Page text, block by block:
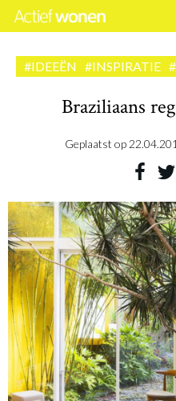
#IDEEËN #INSPIRATIE
Braziliaans
Geplaatst op